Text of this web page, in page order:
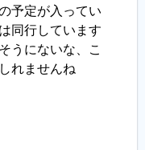
予定が入ってい
同行しています
うにないな、こ
れませんね